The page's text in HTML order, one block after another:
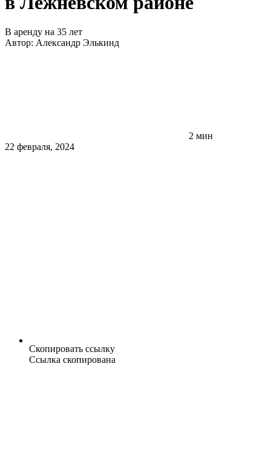
В аренду на 35 лет
Автор: Александр Элькинд
2 мин
22 февраля, 2024
Скопировать ссылку
Ссылка скопирована